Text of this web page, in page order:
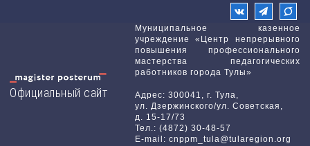
Официальный сайт
Муниципальное казенное
учреждение «Центр непрерывного
повышения профессионального
мастерства педагогических
работников города Тулы»
Адрес: 300041, г. Тула,
ул. Дзержинского/ул. Советская,
д. 15-17/73
Тел.: (4872) 30-48-57
E-mail: cnppm_tula@tularegion.org